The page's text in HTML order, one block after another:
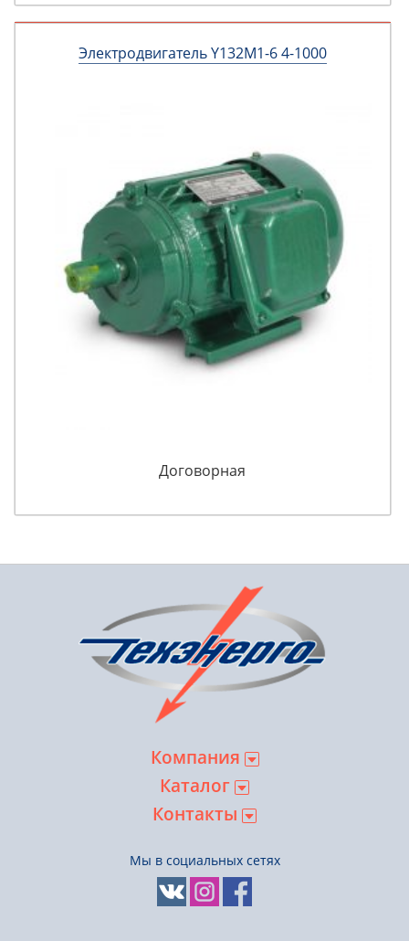
Электродвигатель Y132M1-6 4-1000
Договорная
Компания
Каталог
Контакты
Мы в социальных сетях